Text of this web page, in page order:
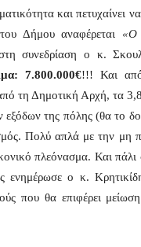
και πετυχαίνει
Δήμου αναφέρεται «Ο
συνεδρίαση ο κ.
7.800.000€!!! Και
τη Δημοτική Αρχή, τα 3,8
της πόλης (θα το
Πολύ απλά με την
πλεόνασμα. Και
ο κ.
που θα επιφέρει